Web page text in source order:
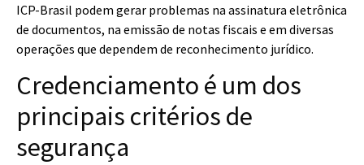
ICP-Brasil podem gerar problemas na assinatura eletrônica
de documentos, na emissão de notas fiscais e em diversas
operações que dependem de reconhecimento jurídico.
Credenciamento é um dos
principais critérios de
segurança